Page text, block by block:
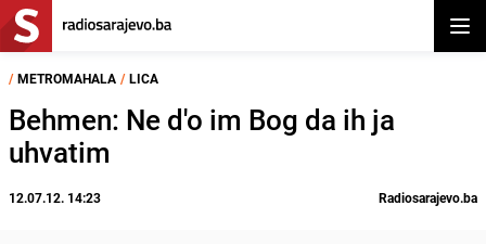
/ METROMAHALA / LICA
Behmen: Ne d'o im Bog da ih ja
uhvatim
12.07.12. 14:23 Radiosarajevo.ba